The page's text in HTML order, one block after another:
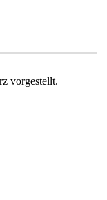
vorgestellt.